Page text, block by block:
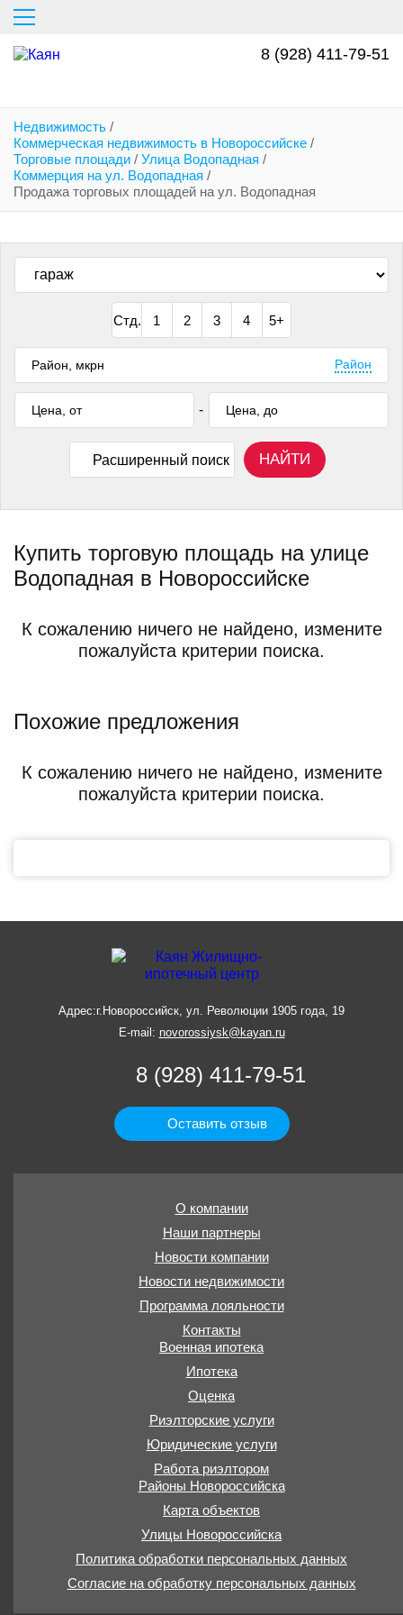
Перейти
основному
содержанию
8 (928) 411-79-51
Недвижимость /
Коммерческая недвижимость в Новороссийске /
Торговые площади / Улица Водопадная /
Коммерция на ул. Водопадная /
Продажа торговых площадей на ул. Водопадная
Стд. 1 2 3 4 5+
Район
-
Расширенный поиск НАЙТИ
Купить торговую площадь на улице
Водопадная в Новороссийске
К сожалению ничего не найдено, измените
пожалуйста критерии поиска.
Похожие предложения
К сожалению ничего не найдено, измените
пожалуйста критерии поиска.
Адрес:г.Новороссийск, ул. Революции 1905 года, 19
E-mail: novorossiysk@kayan.ru
8 (928) 411-79-51
Оставить отзыв
О компании
Наши партнеры
Новости компании
Новости недвижимости
Программа лояльности
Контакты
Военная ипотека
Ипотека
Оценка
Риэлторские услуги
Юридические услуги
Работа риэлтором
Районы Новороссийска
Карта объектов
Улицы Новороссийска
Политика обработки персональных данных
Согласие на обработку персональных данных